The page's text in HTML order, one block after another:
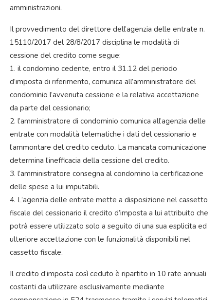
amministrazioni.
Il provvedimento del direttore dell’agenzia delle entrate n.
15110/2017 del 28/8/2017 disciplina le modalità di
cessione del credito come segue:
1. il condomino cedente, entro il 31.12 del periodo
d’imposta di riferimento, comunica all’amministratore del
condominio l’avvenuta cessione e la relativa accettazione
da parte del cessionario;
2. l’amministratore di condominio comunica all’agenzia delle
entrate con modalità telematiche i dati del cessionario e
l’ammontare del credito ceduto. La mancata comunicazione
determina l’inefficacia della cessione del credito.
3. l’amministratore consegna al condomino la certificazione
delle spese a lui imputabili.
4. L’agenzia delle entrate mette a disposizione nel cassetto
fiscale del cessionario il credito d’imposta a lui attribuito che
potrà essere utilizzato solo a seguito di una sua esplicita ed
ulteriore accettazione con le funzionalità disponibili nel
cassetto fiscale.
Il credito d’imposta così ceduto è ripartito in 10 rate annuali
costanti da utilizzare esclusivamente mediante